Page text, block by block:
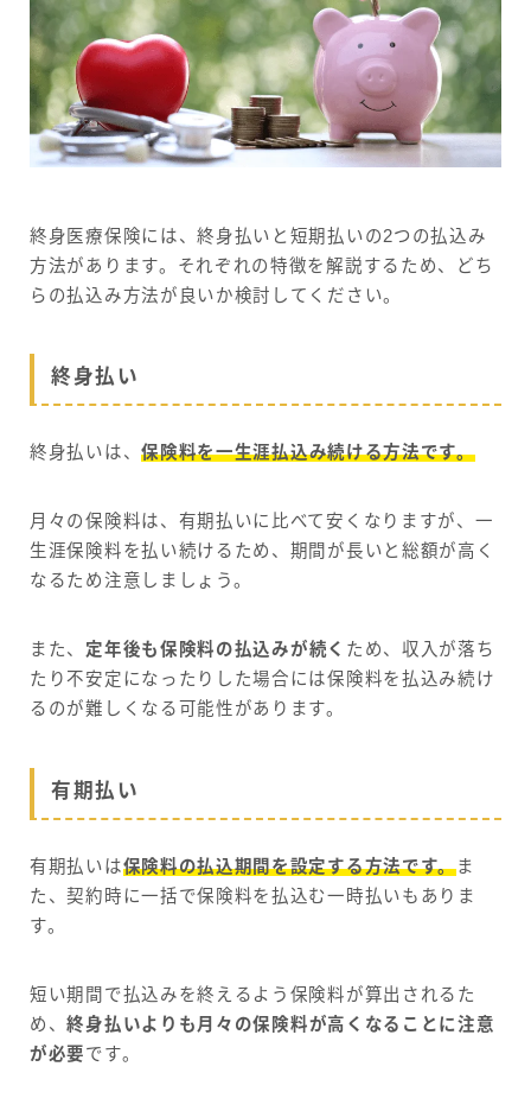
終身医療保険には、終身払いと短期払いの2つの払込み
方法があります。それぞれの特徴を解説するため、どち
らの払込み方法が良いか検討してください。
終身払い
終身払いは、保険料を一生涯払込み続ける方法です。
月々の保険料は、有期払いに比べて安くなりますが、一
生涯保険料を払い続けるため、期間が長いと総額が高く
なるため注意しましょう。
また、 定年後も保険料の払込みが続く ため、収入が落ち
たり不安定になったりした場合には保険料を払込み続け
るのが難しくなる可能性があります。
有期払い
有期払いは保険料の払込期間を設定する方法です。ま
た、契約時に一括で保険料を払込む一時払いもありま
す。
短い期間で払込みを終えるよう保険料が算出されるた
め、終身払いよりも月々の保険料が高くなることに注意
が必要です。